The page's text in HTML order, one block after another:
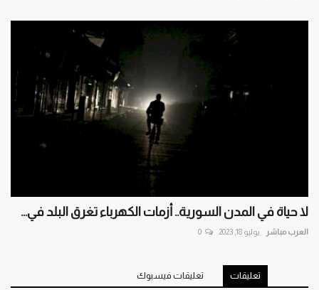
لا حياة في المدن السورية.. أزمات الكهرباء تغرق البلد في...
العرب مباشر يوليو 18, 2023 0
تعليقات تعليقات فيسبوك